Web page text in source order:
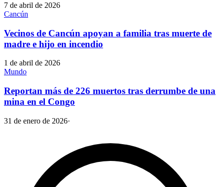
7 de abril de 2026
Cancún
Vecinos de Cancún apoyan a familia tras muerte de
madre e hijo en incendio
1 de abril de 2026
Mundo
Reportan más de 226 muertos tras derrumbe de una
mina en el Congo
31 de enero de 2026·